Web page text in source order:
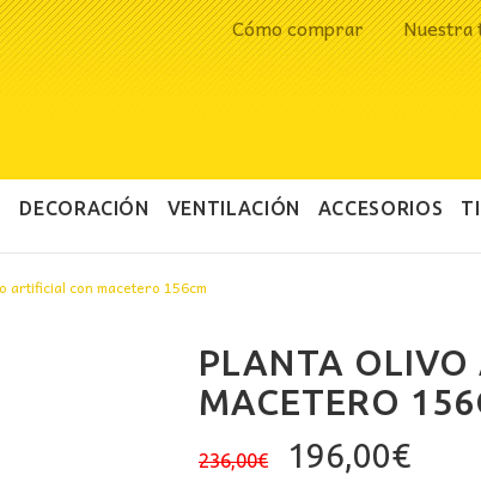
Cómo comprar Nuestra
DECORACIÓN VENTILACIÓN ACCESORIOS
artificial con macetero 156cm
PLANTA OLIVO
MACETERO
236,00€
El
196,00€El